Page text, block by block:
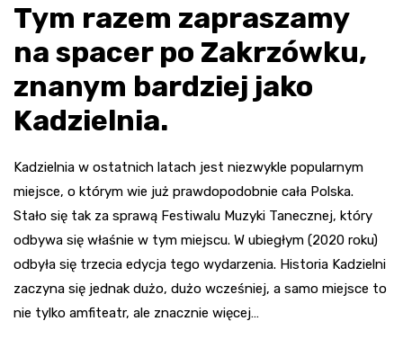
Tym razem zapraszamy
na spacer po Zakrzówku,
znanym bardziej jako
Kadzielnia.
Kadzielnia w ostatnich latach jest niezwykle popularnym
miejsce, o którym wie już prawdopodobnie cała Polska.
Stało się tak za sprawą Festiwalu Muzyki Tanecznej, który
odbywa się właśnie w tym miejscu. W ubiegłym (2020 roku)
odbyła się trzecia edycja tego wydarzenia. Historia Kadzielni
zaczyna się jednak dużo, dużo wcześniej, a samo miejsce to
nie tylko amfiteatr, ale znacznie więcej…